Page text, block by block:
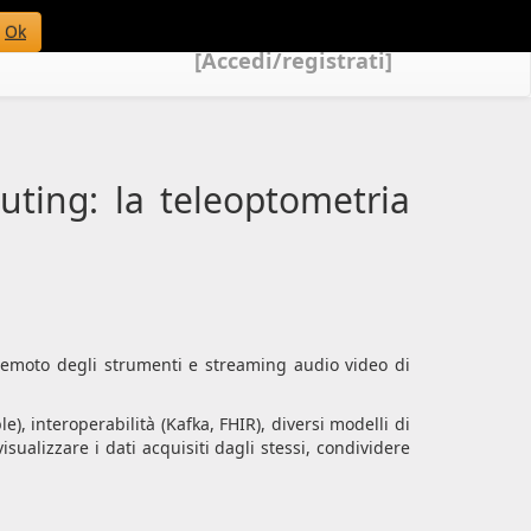
Ok
[Accedi/registrati]
la teleoptometria
degli strumenti e streaming audio video di
interoperabilità (Kafka, FHIR), diversi modelli di
i dati acquisiti dagli stessi, condividere